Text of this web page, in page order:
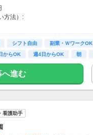
方法）:
シフト自由
副業・ＷワークOK
からOK 週4日からOK 朝
へ進む
看護助手